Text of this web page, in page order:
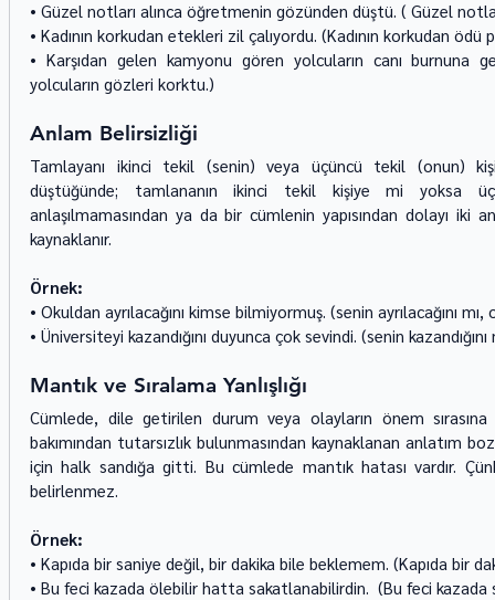
• Güzel notları alınca öğretmenin gözünden düştü. ( Güzel
• Kadının korkudan etekleri zil çalıyordu. (Kadının korkudan ödü
• Karşıdan gelen kamyonu gören yolcuların canı burnuna
yolcuların gözleri korktu.)
Anlam Belirsizliği
Tamlayanı ikinci tekil (senin) veya üçüncü tekil (onun)
düştüğünde; tamlananın ikinci tekil kişiye mi yoksa
anlaşılmamasından ya da bir cümlenin yapısından dolayı iki
kaynaklanır.
Örnek:
• Okuldan ayrılacağını kimse bilmiyormuş. (senin ayrılacağını mı,
• Üniversiteyi kazandığını duyunca çok sevindi. (senin kazandığını
Mantık ve Sıralama Yanlışlığı
Cümlede, dile getirilen durum veya olayların önem
bakımından tutarsızlık bulunmasından kaynaklanan anlatım
için halk sandığa gitti. Bu cümlede mantık hatası vardır.
belirlenmez.
Örnek:
• Kapıda bir saniye değil, bir dakika bile beklemem. (Kapıda bir
• Bu feci kazada ölebilir hatta sakatlanabilirdin.  (Bu feci